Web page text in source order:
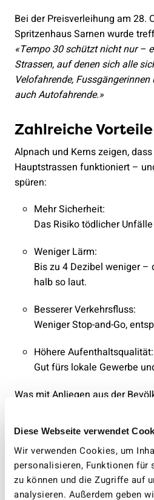
Diese Webseite verwendet
Wir verwenden Cookies, um
personalisieren, Funktionen für
zu können und die Zugriffe auf
analysieren. Außerdem geben
Bei der Preisverleihung am 28.
Spritzenhaus Sarnen wurde
«Tempo 30 schützt nicht nur –
Strassen, auf denen sich alle
Velofahrende,
auch Autofahrende.»
Zahlreiche Vorteile
Alpnach und Kerns zeigen,
Hauptstrassen funktioniert –
spüren:
Mehr Sicherheit:
Das Risiko tödlicher
Weniger Lärm:
Bis zu 4 Dezibel weniger
halb so laut.
Besserer Verkehrsfluss:
Weniger Stop-and-Go,
Höhere Aufenthaltsqualität:
Gut fürs lokale Gewerbe
Was mit Anliegen aus der
Nachahmung
Nach anfänglicher Skepsis
Rückmeldungen: